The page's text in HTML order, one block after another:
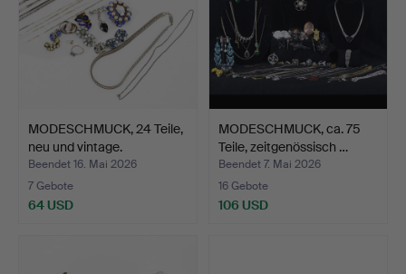
MODESCHMUCK, 24 Teile,
neu und vintage.
Beendet 16. Mai 2026
7 Gebote
64 USD
MODESCHMUCK, ca. 75
Teile, zeitgenössisch …
Beendet 7. Mai 2026
16 Gebote
106 USD